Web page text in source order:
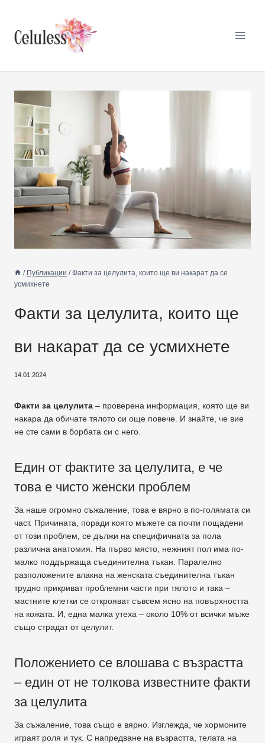
/ Публикации / Факти за целулита, които ще ви накарат да се
усмихнете
Факти за целулита, които ще
ви накарат да се усмихнете
14.01.2024
Факти за целулита – проверена информация, която ще ви
накара да обичате тялото си още повече. И знайте, че вие
не сте сами в борбата си с него.
Един от фактите за целулита, е че
това е чисто женски проблем
За наше огромно съжаление, това е вярно в по-голямата си
част. Причината, поради която мъжете са почти пощадени
от този проблем, се дължи на специфичната за пола
различна анатомия. На първо място, нежният пол има по-
малко поддържаща съединителна тъкан. Паралелно
разположените влакна на женската съединителна тъкан
трудно прикриват проблемни части при тялото и така –
мастните клетки се открояват съвсем ясно на повърхността
на кожата. И, една малка утеха – около 10% от всички мъже
също страдат от целулит.
Положението се влошава с възрастта
– един от не толкова известните факти
за целулита
За съжаление, това също е вярно. Изглежда, че хормоните
играят роля и тук. С напредване на възрастта, телата на